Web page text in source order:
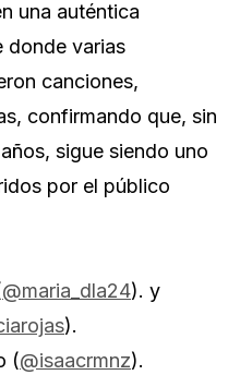
una auténtica
donde varias
canciones,
confirmando que, sin
sigue siendo uno
por el público
@maria_dla24). y
).
(@isaacrmnz).